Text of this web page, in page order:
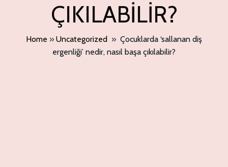
ÇIKILABILIR?
Home » Uncategorized » Çocuklarda ‘sallanan diş
ergenliği’ nedir, nasıl başa çıkılabilir?